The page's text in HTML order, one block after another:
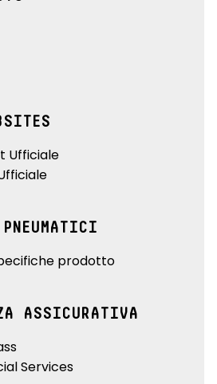
Ufficiale
prodotto
ASSICURATIVA
Services